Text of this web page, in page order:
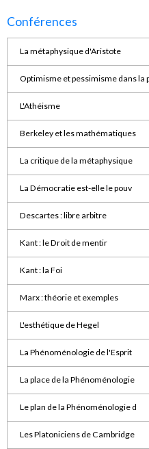
Conférences
La métaphysique d'Aristote
Optimisme et pessimisme dans la
L'Athéisme
Berkeley et les mathématiques
La critique de la métaphysique
La Démocratie est-elle le pouv
Descartes : libre arbitre
Kant : le Droit de mentir
Kant : la Foi
Marx : théorie et exemples
L'esthétique de Hegel
La Phénoménologie de l'Esprit
La place de la Phénoménologie
Le plan de la Phénoménologie d
Les Platoniciens de Cambridge